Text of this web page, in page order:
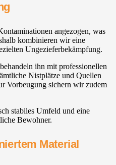
angezogen, was
kombinieren wir eine
Ungezieferbekämpfung.
ihn mit professionellen
Nistplätze und Quellen
Vorbeugung sichern wir zudem
stabiles Umfeld und eine
Bewohner.
Material